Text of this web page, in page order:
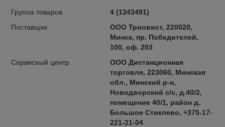
Группа товаров
4 (1343491)
Поставщик
ООО Триовист, 220020,
Минск, пр. Победителей,
100, оф. 203
Сервисный центр
ООО Дистанционная
торговля, 223060, Минская
обл., Минский р-н,
Новодворский с/с, д.40/2,
помещение 40/1, район д.
Большое Стиклево, +375-17-
221-21-04